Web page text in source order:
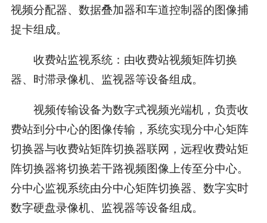
视频分配器、数据叠加器和车道控制器的图像捕
捉卡组成。
收费站监视系统：由收费站视频矩阵切换
器、时滞录像机、监视器等设备组成。
视频传输设备为数字式视频光端机，负责收
费站到分中心的图像传输，系统实现分中心矩阵
切换器与收费站矩阵切换器联网，远程收费站矩
阵切换器将切换若干路视频图像上传至分中心。
分中心监视系统由分中心矩阵切换器、数字实时
数字硬盘录像机、监视器等设备组成。